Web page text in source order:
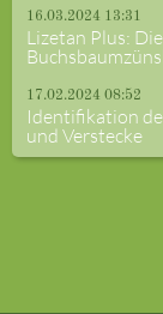
16.03.2024 13:31
Lizetan Plus:
17.02.2024 08:52
Identifikation
und Verstecke